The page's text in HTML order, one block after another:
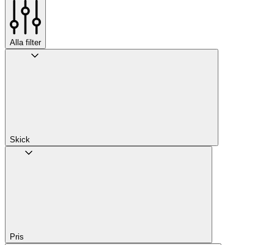
Alla filter
Skick
Pris